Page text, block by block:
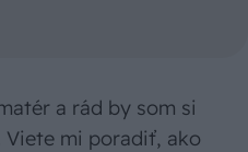
a rád by som si
Viete mi poradiť, ako